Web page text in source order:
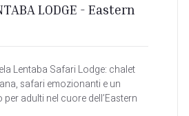
LODGE - Eastern
Lentaba Safari Lodge: chalet
safari emozionanti e un
adulti nel cuore dell’Eastern